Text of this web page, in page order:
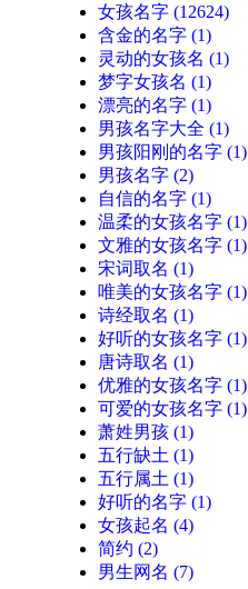
女孩名字 (12624)
含金的名字 (1)
灵动的女孩名 (1)
梦字女孩名 (1)
漂亮的名字 (1)
男孩名字大全 (1)
男孩阳刚的名字 (1)
男孩名字 (2)
自信的名字 (1)
温柔的女孩名字 (1)
文雅的女孩名字 (1)
宋词取名 (1)
唯美的女孩名字 (1)
诗经取名 (1)
好听的女孩名字 (1)
唐诗取名 (1)
优雅的女孩名字 (1)
可爱的女孩名字 (1)
萧姓男孩 (1)
五行缺土 (1)
五行属土 (1)
好听的名字 (1)
女孩起名 (4)
简约 (2)
男生网名 (7)